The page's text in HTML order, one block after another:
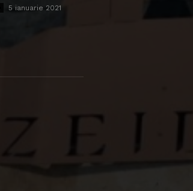
5 ianuarie 2021